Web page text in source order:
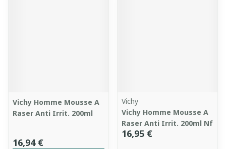
Vichy Homme Mousse A
Raser Anti Irrit. 200ml
16,94 €
Vichy
Vichy Homme Mousse A
Raser Anti Irrit. 200ml Nf
16,95 €